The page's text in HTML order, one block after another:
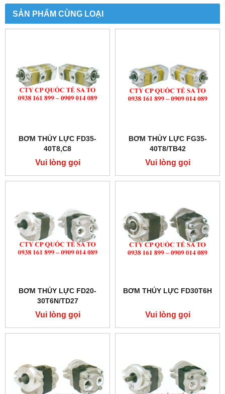
SẢN PHẨM CÙNG LOẠI
BƠM THỦY LỰC FD35-
40T8,C8
Vui lòng gọi
BƠM THỦY LỰC FG35-
40T8/TB42
Vui lòng gọi
BƠM THỦY LỰC FD20-
30T6N/TD27
Vui lòng gọi
BƠM THỦY LỰC FD30T6H
Vui lòng gọi